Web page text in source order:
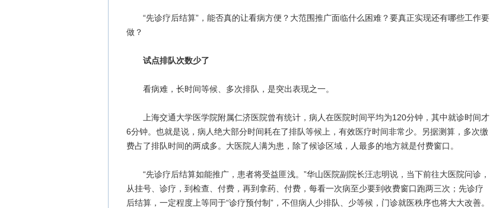
“先诊疗后结算”，能否真的让看病方便？大范围推广面临什么困难？要真正实现还有哪些工作要
做？
试点排队次数少了
看病难，长时间等候、多次排队，是突出表现之一。
上海交通大学医学院附属仁济医院曾有统计，病人在医院时间平均为120分钟，其中就诊时间才
6分钟。也就是说，病人绝大部分时间耗在了排队等候上，有效医疗时间非常少。另据测算，多次缴
费占了排队时间的两成多。大医院人满为患，除了候诊区域，人最多的地方就是付费窗口。
“先诊疗后结算如能推广，患者将受益匪浅。”华山医院副院长汪志明说，当下前往大医院问诊，
从挂号、诊疗，到检查、付费，再到拿药、付费，每看一次病至少要到收费窗口跑两三次；先诊疗
后结算，一定程度上等同于“诊疗预付制”，不但病人少排队、少等候，门诊就医秩序也将大大改善。